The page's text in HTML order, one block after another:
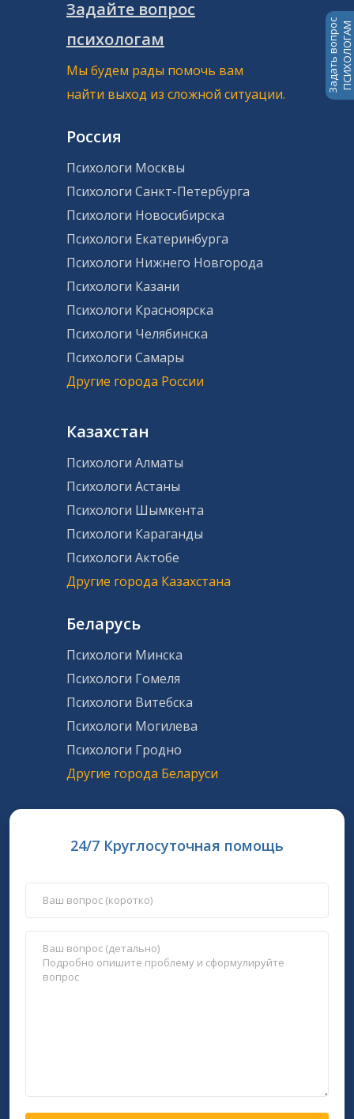
Задать вопросПСИХОЛОГАМ
Задайте вопрос
психологам
Мы будем рады помочь вам
найти выход из сложной ситуации.
Россия
Психологи Москвы
Психологи Санкт-Петербурга
Психологи Новосибирска
Психологи Екатеринбурга
Психологи Нижнего Новгорода
Психологи Казани
Психологи Красноярска
Психологи Челябинска
Психологи Самары
Другие города России
Казахстан
Психологи Алматы
Психологи Астаны
Психологи Шымкента
Психологи Караганды
Психологи Актобе
Другие города Казахстана
Беларусь
Психологи Минска
Психологи Гомеля
Психологи Витебска
Психологи Могилева
Психологи Гродно
Другие города Беларуси
24/7 Круглосуточная помощь